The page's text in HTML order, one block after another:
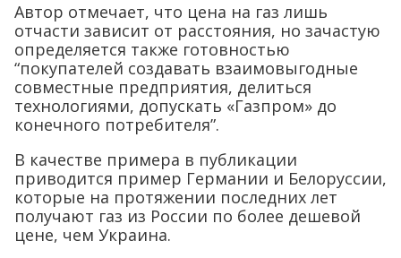
Автор отмечает, что цена на газ лишь
отчасти зависит от расстояния, но зачастую
определяется также готовностью
“покупателей создавать взаимовыгодные
совместные предприятия, делиться
технологиями, допускать «Газпром» до
конечного потребителя”.
В качестве примера в публикации
приводится пример Германии и Белоруссии,
которые на протяжении последних лет
получают газ из России по более дешевой
цене, чем Украина.